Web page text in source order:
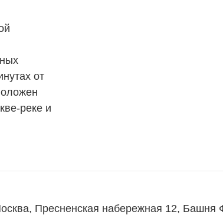
от
реке и
Пресненская набережная 12, Башня